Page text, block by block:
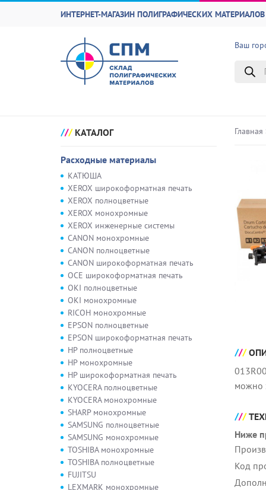
ИНТЕРНЕТ-МАГАЗИН ПОЛИГРАФИЧЕСКИХ
Ваш
Поиск
товаров
КАТАЛОГ
Расходные материалы
КАТЮША
XEROX широкоформатная печать
XEROX полноцветные
XEROX монохромные
XEROX инженерные системы
CANON монохромные
CANON полноцветные
CANON широкоформатная печать
OCE широкоформатная печать
OKI полноцветные
OKI монохромные
RICOH монохромные
EPSON полноцветные
EPSON широкоформатная печать
HP полноцветные
HP монохромные
HP широкоформатная печать
KYOCERA полноцветные
KYOCERA монохромные
SHARP монохромные
SAMSUNG полноцветные
SAMSUNG монохромные
TOSHIBA монохромные
TOSHIBA полноцветные
FUJITSU
LEXMARK монохромные
Главная
можно
Ниже
Код